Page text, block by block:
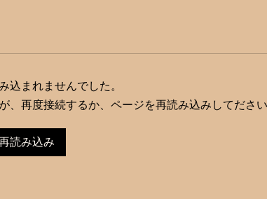
DX・多職種連携・フェムケ
込まれませんでした。
再度接続するか、ページを再読み込みしてださい
読み込み